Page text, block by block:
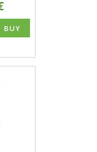
BUY